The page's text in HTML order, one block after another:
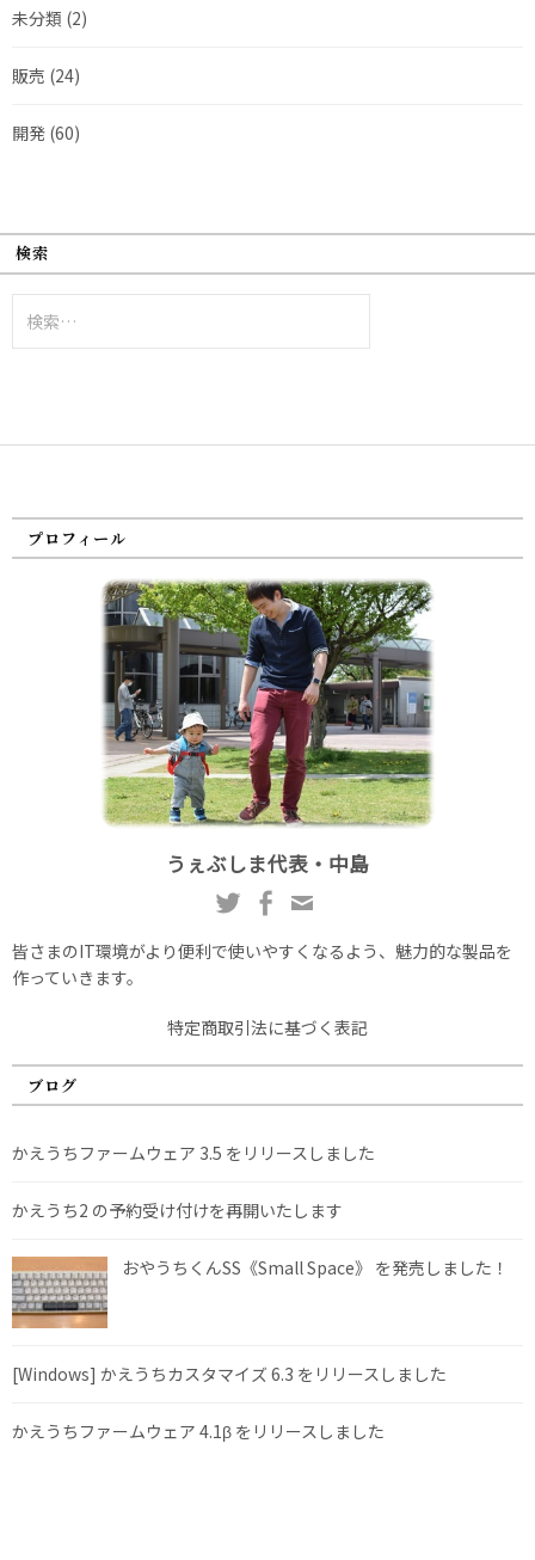
未分類 (2)
販売 (24)
開発 (60)
検索
索:
プロフィール
うぇぶしま代表・中島
皆さまのIT環境がより便利で使いやすくなるよう、魅力的な製品を
作っていきます。
特定商取引法に基づく表記
ブログ
かえうちファームウェア 3.5 をリリースしました
かえうち2 の予約受け付けを再開いたします
おやうちくんSS《Small Space》 を発売しました！
[Windows] かえうちカスタマイズ 6.3 をリリースしました
かえうちファームウェア 4.1β をリリースしました